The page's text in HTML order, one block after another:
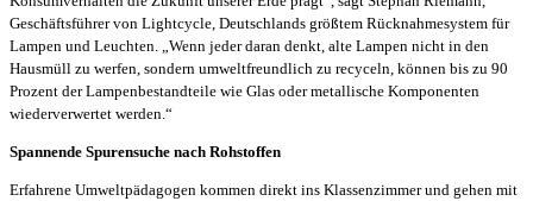
Geschäftsführer von Lightcycle, Deutschlands größtem Rücknahmesystem für
Lampen und Leuchten. „Wenn jeder daran denkt, alte Lampen nicht in den
Hausmüll zu werfen, sondern umweltfreundlich zu recyceln, können bis zu 90
Prozent der Lampenbestandteile wie Glas oder metallische Komponenten
wiederverwertet werden.“
Spannende Spurensuche nach Rohstoffen
Erfahrene Umweltpädagogen kommen direkt ins Klassenzimmer und gehen mit